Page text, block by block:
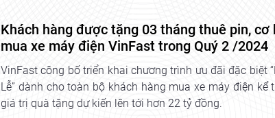
Khách hàng được tặng 03 tháng thuê pin,
mua xe máy điện VinFast trong Quý 2 /2024
VinFast công bố triển khai chương trình ưu đãi đặc biệt
Lễ” dành cho toàn bộ khách hàng mua xe máy điện
giá trị quà tặng dự kiến lên tới hơn 22 tỷ đồng.